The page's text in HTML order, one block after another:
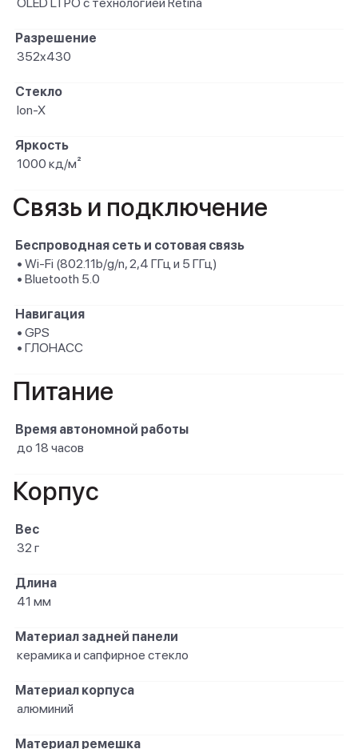
Разрешение
352x430
Стекло
Ion-X
Яркость
1000 кд/ м²
Связь и подключение
Беспроводная сеть и сотовая связь
• Wi-Fi (802.11b/ g/ n, 2,4 ГГц и 5 ГГц)
• Bluetooth 5.0
Навигация
• GPS
• ГЛОНАСС
Питание
Время автономной работы
до 18 часов
Корпус
Вес
32 г
Длина
41 мм
Материал задней панели
керамика и сапфирное стекло
Материал корпуса
алюминий
Материал ремешка